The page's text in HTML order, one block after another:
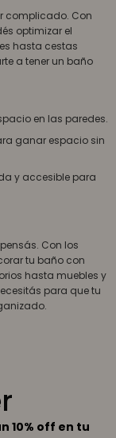
complicado. Con
optimizar el
hasta cestas
a tener un baño
en las paredes.
ganar espacio sin
y accesible para
Con los
tu baño con
hasta muebles y
para que tu
10% off en tu